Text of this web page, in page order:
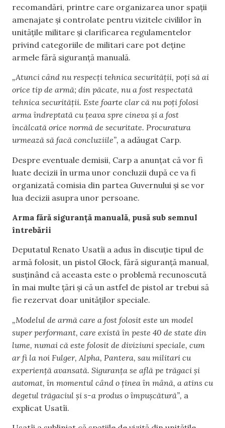
recomandări, printre care organizarea unor spații
amenajate și controlate pentru vizitele civililor în
unitățile militare și clarificarea regulamentelor
privind categoriile de militari care pot deține
armele fără siguranță manuală.
„Atunci când nu respecți tehnica securității, poți să ai
orice tip de armă; din păcate, nu a fost respectată
tehnica securității. Este foarte clar că nu poți folosi
arma îndreptată cu țeava spre cineva și a fost
încălcată orice normă de securitate. Procuratura
urmează să facă concluziile”, a adăugat Carp.
Despre eventuale demisii, Carp a anunțat că vor fi
luate decizii în urma unor concluzii după ce va fi
organizată comisia din partea Guvernului și se vor
lua decizii asupra unor persoane.
Arma fără siguranță manuală, pusă sub semnul
întrebării
Deputatul Renato Usatîi a adus în discuție tipul de
armă folosit, un pistol Glock, fără siguranță manual,
susținând că aceasta este o problemă recunoscută
în mai multe țări și că un astfel de pistol ar trebui să
fie rezervat doar unităților speciale.
„Modelul de armă care a fost folosit este un model
super performant, care există în peste 40 de state din
lume, numai că este folosit de diviziuni speciale, cum
ar fi la noi Fulger, Alpha, Pantera, sau militari cu
experiență avansată. Siguranța se află pe trăgaci și
automat, în momentul când o ținea în mână, a atins cu
degetul trăgaciul și s-a produs o împușcătură”, a
explicat Usatîi.